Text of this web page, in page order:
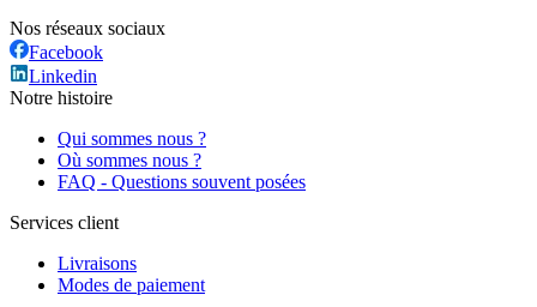
Nos réseaux sociaux
Facebook
Linkedin
Notre histoire
Qui sommes nous ?
Où sommes nous ?
FAQ - Questions souvent posées
Services client
Livraisons
Modes de paiement